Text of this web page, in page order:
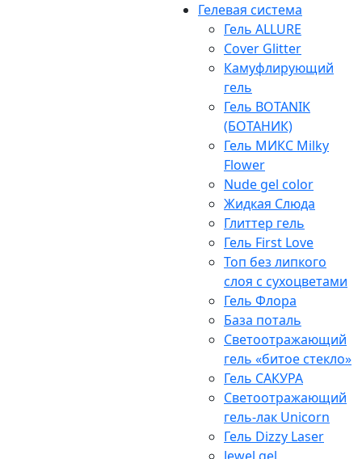
Гелевая система
Гель ALLURE
Cover Glitter
Камуфлирующий
гель
Гель BOTANIK
(БОТАНИК)
Гель МИКС Milky
Flower
Nude gel color
Жидкая Слюда
Глиттер гель
Гель First Love
Топ без липкого
слоя с сухоцветами
Гель Флора
База поталь
Светоотражающий
гель «битое стекло»
Гель САКУРА
Светоотражающий
гель-лак Unicorn
Гель Dizzy Laser